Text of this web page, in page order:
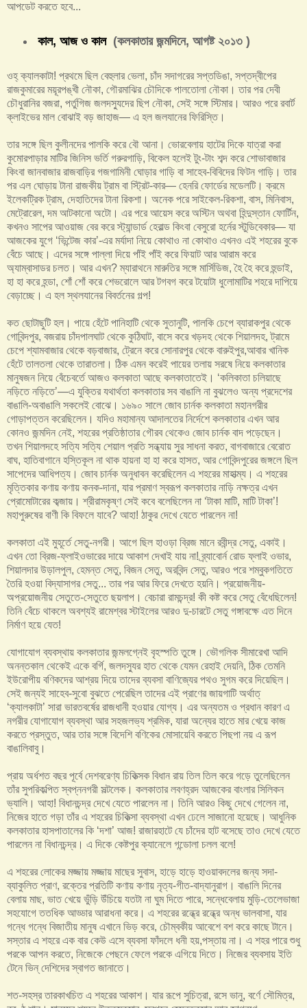
আপডেট করতে হবে...
কাল, আজ ও কাল(কলকাতার জন্মদিনে, আগষ্ট ২০১৩ )
ওহ্ ক্যালকাটা! প্রথমে ছিল বেহুলার ভেলা, চাঁদ সদাগরের সপ্তডিঙা, সপ্তদ্বীপের
রাজকুমারের ময়ূরপঙ্খী নৌকা, গৌরমাঝির চৌদিকে পালতোলা নৌকা। তার পর দেবী
চৌধুরানির বজরা, পর্তুগিজ জলদস্যুদের ছিপ নৌকা, সেই সঙ্গে স্টিমার। আরও পরে রবার্ট
ক্লাইভের মাল বোঝাই বড় জাহাজ— এ হল জলযানের ফিরিস্তি।
তার সঙ্গে ছিল কুলীনদের পালকি করে বৌ আনা। ভোরবেলায় হাটের দিকে যাত্রা করা
কুমোরপাড়ার মাটির জিনিস ভর্তি গরুরগাড়ি, বিকেল হলেই টুং-টাং শব্দ করে শোভাবাজার
কিংবা জানবাজার রাজবাড়ির গজগামিনী ঘোড়ার গাড়ি বা সাহেব-বিবিদের ফিটন গাড়ি। তার
পর এল ঘোড়ায় টানা রাজকীয় ট্রাম বা স্ট্রিট-কার— হেনরি ফোর্ডের মডেলটি। ক্রমে
ইলেকট্রিক ট্রাম, দেহাতিদের টানা রিকশা। অনেক পরে সাইকেল-রিকশা, বাস, মিনিবাস,
মেট্রোরেল, দম আটকানো অটো। এর পরে আয়েস করে অস্টিন অথবা হিন্দুস্তান ফোর্টিন,
কখনও সাপের আওয়াজ বের করে স্ট্যান্ডার্ড হেরাল্ড কিংবা বেসুরো হর্নের স্টুডিবেকার— যা
আজকের যুগে ‘ভিন্টেজ কার’-এর মর্যাদা নিয়ে কোথাও না কোথাও এখনও এই শহরের বুকে
বেঁচে আছে। এদের সঙ্গে পাল্লা দিয়ে পাঁই পাঁই করে ফিয়াট আর আরাম করে
অ্যাম্বাসাডর চলত। আর এখন? ম্যারাথনে মারুতির সঙ্গে মার্সিডিজ, হৈ হৈ করে হুন্ডাই,
হা হা করে হন্ডা, শোঁ শোঁ করে শেভরোলে আর টগবগ করে টয়োটা ধুলোমাটির শহরে দাপিয়ে
বেড়াচ্ছে। এ হল স্থলযানের বিবর্তনের গল্প!
কত ছোটাছুটি হল। পায়ে হেঁটে পানিহাটি থেকে সুতানুটি, পালকি চেপে ব্যারাকপুর থেকে
গোবিন্দপুর, বজরায় চাঁদপালঘাট থেকে কুঠিঘাট, বাসে করে খড়দহ থেকে শিয়ালদহ, ট্রামে
চেপে শ্যামবাজার থেকে বড়বাজার, ট্রেনে করে সোনারপুর থেকে বারুইপুর,আবার খানিক
হেঁটে তালতলা থেকে তারাতলা। ঠিক এমন করেই পায়ের তলায় সরষে নিয়ে কলকাতার
মানুষজন নিয়ে বেঁচেবর্তে আজও কলকাতা আছে কলকাতাতেই। ‘কলিকাতা চলিয়াছে
নড়িতে নড়িতে’—এ যুক্তির যথার্থতা কলকাতার সব বাঙালি না বুঝলেও অন্য প্রদেশের
বাঙালি-অবাঙালি সকলেই বোঝে। ১৬৯০ সালে জোব চার্নক কলকাতা মহানগরীর
গোড়াপত্তন করেছিলেন। যদিও মহামান্য আদালতের নির্দেশে কলকাতার এখন আর
কোনও জন্মদিন নেই, শহরের প্রতিষ্ঠাতার গৌরব থেকেও জোব চার্নক বাদ পড়েছেন।
তখন শিয়ালদহে সত্যি সত্যি শেয়াল প্রতি সন্ধ্যায় সুর সাধনা করত, বাগবাজারে বেরোত
বাঘ, হাতিবাগানে হস্তিকূল না থাক হায়না হা হা করে হাসত, আর গোবিন্দপুরের জঙ্গলে ছিল
সাপেদের আধিপত্য। জোব চার্নক অনুধাবন করেছিলেন এ শহরের মাহাত্ম্য। এ শহরের
মৃত্তিকার কণায় কণায় কনক-দানা, যার প্রমাণ স্বরূপ কলকাতার নাড়ি নক্ষত্র এখন
প্রোমোটারের কব্জায়। শ্রীরামকৃষ্ণ সেই কবে বলেছিলেন না ‘টাকা মাটি, মাটি টাকা’!
মহাপুরুষের বাণী কি বিফলে যাবে? আহা! ঠাকুর দেখে যেতে পারলেন না!
কলকাতা এই মুহূর্তে সেতু-নগরী। আগে ছিল হাওড়া ব্রিজ মানে রবীন্দ্র সেতু, একাই।
এখন তো ব্রিজ-ফ্লাইওভারের দায়ে আকাশ দেখাই যায় না! ব্র্যাবোর্ন রোড ফ্লাই ওভার,
শিয়ালদার উড়ালপুল, হেমন্ত সেতু, বিজন সেতু, অরবিন্দ সেতু, আরও পরে শম্বুকগতিতে
তৈরি হওয়া বিদ্যাসাগর সেতু... তার পর আর ফিরে দেখতে হয়নি। প্রয়োজনীয়-
অপ্রয়োজনীয় সেতুতে-সেতুতে ছয়লাপ। বেচারা রামচন্দ্র! কী কষ্ট করে সেতু বেঁধেছিলেন!
তিনি বেঁচে থাকলে অবশ্যই রামেশ্বর স্টাইলের আরও দু-চারটে সেতু গঙ্গাবক্ষে এত দিনে
নির্মাণ হয়ে যেত!
যোগাযোগ ব্যবস্থায় কলকাতার জন্মলগ্নেই বৃহস্পতি তুঙ্গে। ভৌগলিক সীমারেখা আদি
অনন্তকাল থেকেই একে বর্গি, জলদস্যুর হাত থেকে যেমন রেহাই দেয়নি, ঠিক তেমনি
ইউরোপীয় বণিকদের আশ্রয় দিয়ে তাদের ব্যবসা বাণিজ্যের পথও সুগম করে দিয়েছিল।
সেই জন্যই সাহেব-সুবো বুঝতে পেরেছিল তাদের এই প্রাণের জায়গাটি অর্থাত্
‘ক্যালকাটা’ সারা ভারতবর্ষের রাজধানী হওয়ার যোগ্য। এর অন্যতম ও প্রধান কারণ এ
নগরীর যোগাযোগ ব্যবস্থা আর সহজলভ্য শ্রমিক, যারা অন্যের হাতে মার খেয়ে কাজ
করতে প্রস্তুত, আর তার সঙ্গে বিদেশি বণিকের মোসায়েবি করতে পিছপা নয় এ রূপ
বাঙালিবাবু।
প্রায় অর্ধশত বছর পূর্বে দেশবরেণ্য চিকিত্সক বিধান রায় তিল তিল করে গড়ে তুলেছিলেন
তাঁর সুপরিকল্পিত স্বপ্ননগরী সল্টলেক। কলকাতার লবণহ্রদ আজকের বাংলার সিলিকন
ভ্যালি। আহা! বিধানচন্দ্র দেখে যেতে পারলেন না। তিনি আরও কিছু দেখে গেলেন না,
নিজের হাতে গড়া তাঁর এ শহরের চিকিত্সা ব্যবস্থা এখন ঢেলে সাজানো হয়েছে। আধুনিক
কলকাতার হাসপাতালের কি ‘দশা’ আজ! রাজারহাটে যে চাঁদের হাট বসেছে তাও দেখে যেতে
পারলেন না বিধানচন্দ্র। এ দিকে কেষ্টপুর ক্যানেলে গন্ডোলা চলল বলে!
এ শহরের লোকের মজ্জায় মজ্জায় মাছের সুবাস, হাড়ে হাড়ে হাওয়াবদলের জন্য সদা-
ব্যাকুলিত প্রাণ, রক্তের প্রতিটি কণায় কণায় নৃত্য-গীত-বাদ্যানুরাগ। বাঙালি দিনের
বেলায় মাছ, ভাত খেয়ে ভুঁড়ি উঁচিয়ে যতটা না ঘুম দিতে পারে, সন্ধেবেলায় মুড়ি-তেলেভাজা
সহযোগে ততধিক আড্ডার আরাধনা করে। এ শহরের রন্ধ্রে রন্ধ্রে অন্ধ ভালবাসা, যার
গন্ধে গন্ধে বিজাতীয় মানুষ এখানে ভিড় করে, চৌম্বকীয় আবেশে বশ করে কাছে টানে।
সস্তার এ শহরে এক বার কেউ এসে ব্যবসা ফাঁদলে ধনী হয়,পস্তায় না। এ শহর পারে শুধু
পরকে আপন করতে, নিজেকে পেছনে ফেলে পরকে এগিয়ে দিতে। নিজের ব্যবসায় ইতি
টেনে ভিন্ দেশিদের স্বাগত জানাতে।
শত-সহস্র তারকাখচিত এ শহরের আকাশ। যার রূপে সুচিত্রা, রসে ভানু, বর্ণে সৌমিত্র,